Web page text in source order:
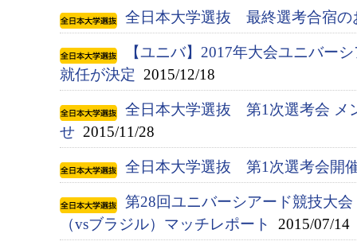
全日本大学選抜 最終選考合宿の
【ユニバ】2017年大会ユニバー
就任が決定 2015/12/18
全日本大学選抜 第1次選考会 メ
せ 2015/11/28
全日本大学選抜 第1次選考会開
第28回ユニバーシアード競技大
（vsブラジル）マッチレポート
2015/07/14